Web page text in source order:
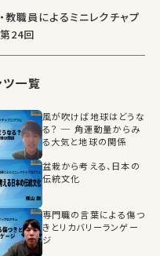
教職員によるミニレクチャプ
24回
ツ一覧
風が吹けば地球はどうな
る？ ─ 角運動量からみ
る大気と地球の関係
盆栽から考える、日本の
伝統文化
専門職の言葉による傷つ
きとリカバリーランゲー
ジ